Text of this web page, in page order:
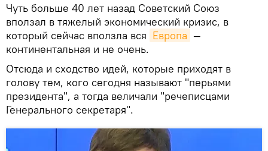
Чуть больше 40 лет назад Советский Союз
вползал в тяжелый экономический кризис, в
который сейчас вползла вся Европа —
континентальная и не очень.
Отсюда и сходство идей, которые приходят в
голову тем, кого сегодня называют "перьями
президента", а тогда величали "речеписцами
Генерального секретаря".